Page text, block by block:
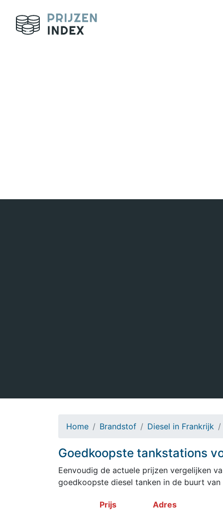
Home Brandstof Diesel in Frankrijk
Goedkoopste tankstations
Eenvoudig de actuele prijzen vergelijken
goedkoopste diesel tanken in de buurt van
Prijs Adres